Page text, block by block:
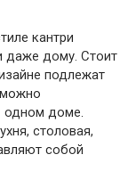
кантри
даже дому. Стоит
подлежат
можно
одном доме.
столовая,
собой